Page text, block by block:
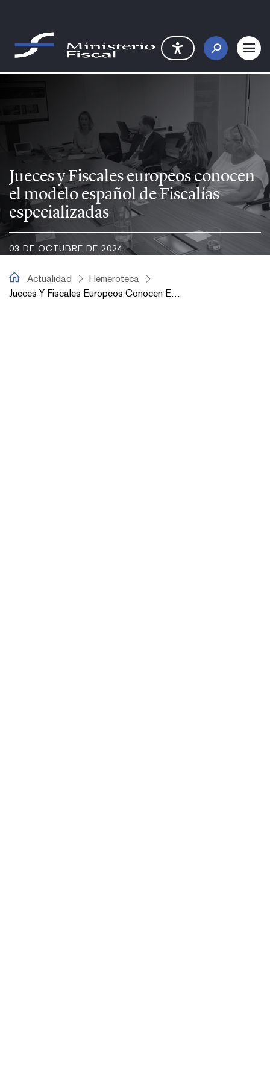
Jueces y Fiscales europeos
Jueces y Fiscales europeos conocen
el modelo español de Fiscalías
especializadas
03 DE OCTUBRE DE 2024
fiscal.esActualidad
Hemeroteca
Jueces Y Fiscales Europeos Conocen El Modelo Español De Fiscalías Especializadas